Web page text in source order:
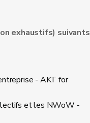
exhaustifs) suivants
- AKT for
et les NWoW -